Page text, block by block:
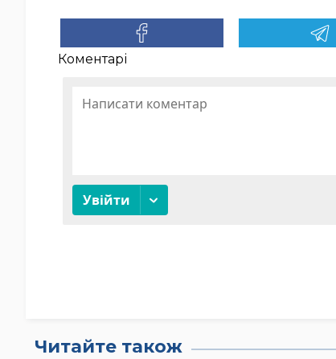
Коментарі
Читайте також